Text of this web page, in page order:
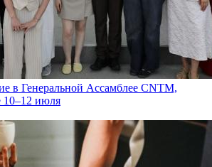
в Генеральной Ассамблее CNTM,
10–12 июля